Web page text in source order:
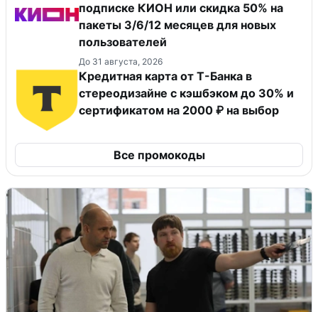
подписке КИОН или скидка 50% на
пакеты 3/6/12 месяцев для новых
пользователей
До 31 августа, 2026
Кредитная карта от Т-Банка в
стереодизайне с кэшбэком до 30% и
сертификатом на 2000 ₽ на выбор
Все промокоды